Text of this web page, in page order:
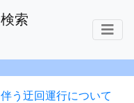
索
う迂回運行について